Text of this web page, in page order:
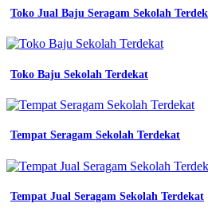
desain
baju
pramuka
lapangan
indonesia
kerja
dongker
scotlight
2
Toko Jual Baju Seragam Sekolah
Toko Baju Sekolah Terdekat
Tempat Seragam Sekolah Terdekat
Tempat Jual Seragam Sekolah Terdekat